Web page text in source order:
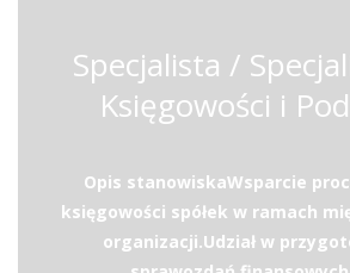
Specjalista /
Księgowości i
Opis stanowiskaWsparcie
księgowości spółek w ramach
organizacji.Udział w